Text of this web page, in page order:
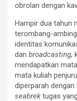
obrolan dengan
Hampir dua tahun
terombang-
identitas
dan broadcasting,
mendapatkan
mata kuliah
diperparah
seabrektugas